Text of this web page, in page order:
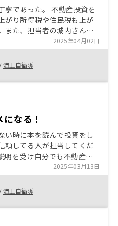
寧であった。 不動産投資を
がり所得税や住民税も上が
また、担当者の城内さんが
、それに見合った物件を探
2025年04月02日
/海上自衛隊
なる！
い時に本を読んで投資をし
頼してる人が担当してくだ
明を受け自分でも不動産投
みようと思った。またサッ
サポーターというのもポイ
2025年03月13日
/海上自衛隊